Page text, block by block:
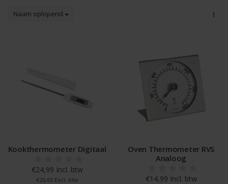
Naam oplopend 1
Kookthermometer Digitaal
€24,99 Incl. btw
€20,65 Excl. btw
Oven Thermometer RVS
Analoog
€14,99 Incl. btw